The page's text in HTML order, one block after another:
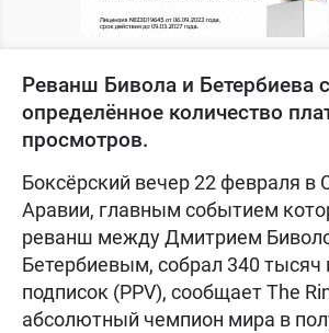
Реванш Бивола и Бетербиева
определённое количество
просмотров.
Боксёрский вечер 22 февраля в
Аравии, главным событием
реванш между Дмитрием
Бетербиевым, собрал 340 тысяч
подписок (PPV), сообщает The
абсолютный чемпион мира в